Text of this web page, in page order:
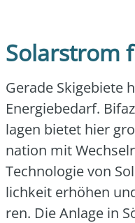
Solarstrom
Gera­de Ski­ge­bie­te
Ener­gie­be­darf.
la­gen bie­tet hier
na­ti­on mit
Tech­no­lo­gie von
lich­keit erhö­hen
ren. Die Anla­ge in